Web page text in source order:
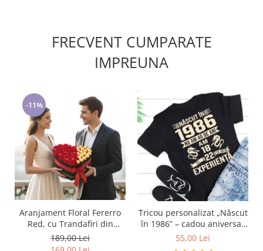
FRECVENT CUMPARATE
IMPREUNA
-11%
Aranjament Floral Fererro
Red, cu Trandafiri din
sapun
189,00 Lei
Tricou personalizat „Născut
în 1986” – cadou aniversar
cu mesaj amuzant
55,00 Lei